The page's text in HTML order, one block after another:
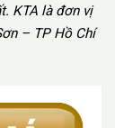
KTA là đơn vị
– TP Hồ Chí